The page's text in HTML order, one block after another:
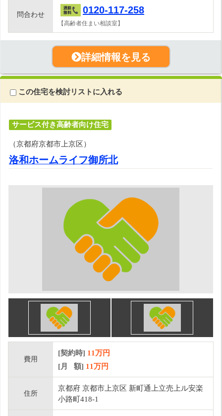
問合わせ 0120-117-258
【高齢者住まい相談室】
詳細情報を見る
この住宅を検討リストに入れる
サービス付き高齢者向け住宅
（京都府京都市上京区）
洛和ホームライフ御所北
費用
[契約時] 11万円
[月 額] 11万円
住所
京都府 京都市上京区 新町通上立売上ル安楽
小路町418-1